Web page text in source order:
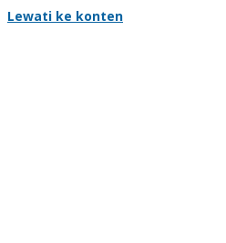
Lewati ke konten